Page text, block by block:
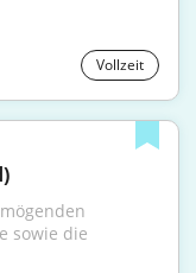
Vollzeit
sowie die